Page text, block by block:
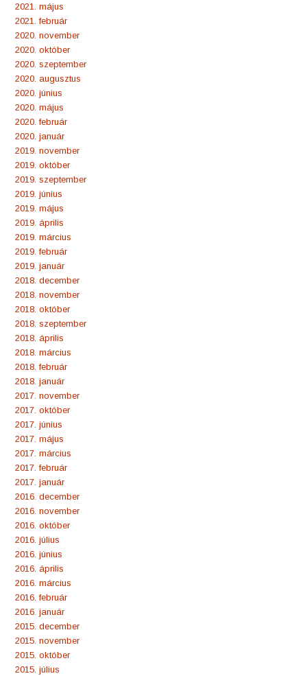
2021. május
2021. február
2020. november
2020. október
2020. szeptember
2020. augusztus
2020. június
2020. május
2020. február
2020. január
2019. november
2019. október
2019. szeptember
2019. június
2019. május
2019. április
2019. március
2019. február
2019. január
2018. december
2018. november
2018. október
2018. szeptember
2018. április
2018. március
2018. február
2018. január
2017. november
2017. október
2017. június
2017. május
2017. március
2017. február
2017. január
2016. december
2016. november
2016. október
2016. július
2016. június
2016. április
2016. március
2016. február
2016. január
2015. december
2015. november
2015. október
2015. július